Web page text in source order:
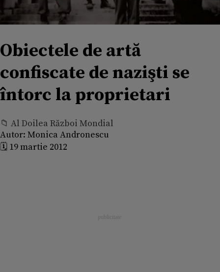
Obiectele de artă
confiscate de nazişti se
întorc la proprietari
📁 Al Doilea Război Mondial
Autor: Monica Andronescu
🗓️ 19 martie 2012